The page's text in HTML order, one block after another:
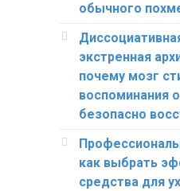
обычного
экстренная
почему мозг
воспоминания
безопасно
как выбрать
средства для